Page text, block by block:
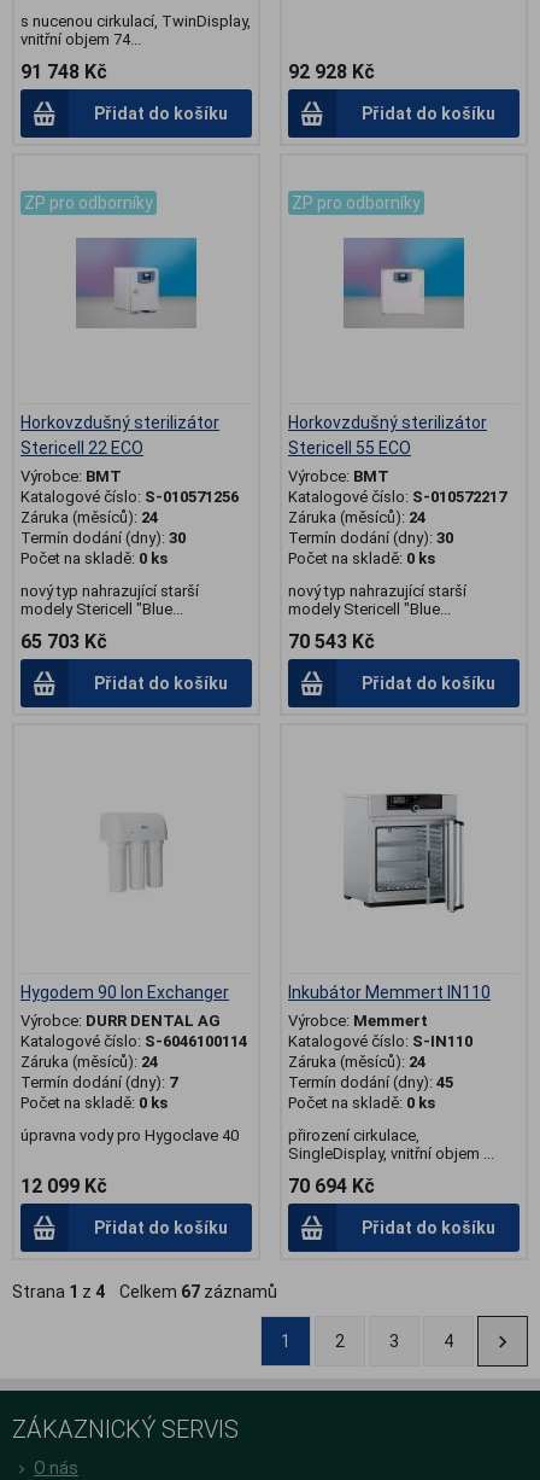
s nucenou cirkulací, TwinDisplay,
vnitřní objem 74...
91 748 Kč
Přidat do košíku
92 928 Kč
Přidat do košíku
ZP pro odborníky
Horkovzdušný sterilizátor
Stericell 22 ECO
Výrobce: BMT
Katalogové číslo: S-010571256
Záruka (měsíců): 24
Termín dodání (dny): 30
Počet na skladě: 0 ks
nový typ nahrazující starší
modely Stericell "Blue...
65 703 Kč
Přidat do košíku
ZP pro odborníky
Horkovzdušný sterilizátor
Stericell 55 ECO
Výrobce: BMT
Katalogové číslo: S-010572217
Záruka (měsíců): 24
Termín dodání (dny): 30
Počet na skladě: 0 ks
nový typ nahrazující starší
modely Stericell "Blue...
70 543 Kč
Přidat do košíku
Hygodem 90 Ion Exchanger
Výrobce: DURR DENTAL AG
Katalogové číslo: S-6046100114
Záruka (měsíců): 24
Termín dodání (dny): 7
Počet na skladě: 0 ks
úpravna vody pro Hygoclave 40
12 099 Kč
Přidat do košíku
Inkubátor Memmert IN110
Výrobce: Memmert
Katalogové číslo: S-IN110
Záruka (měsíců): 24
Termín dodání (dny): 45
Počet na skladě: 0 ks
přirození cirkulace,
SingleDisplay, vnitřní objem ...
70 694 Kč
Přidat do košíku
Strana 1 z 4 Celkem 67 záznamů
1 2 3 4
ZÁKAZNICKÝ SERVIS
O nás